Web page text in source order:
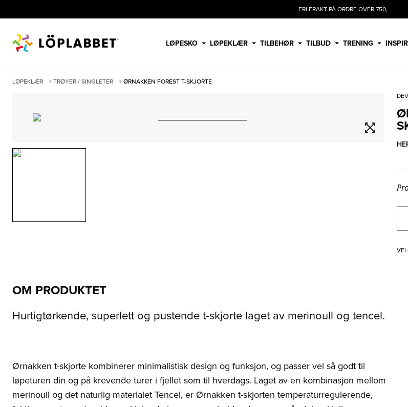
FRI FRAKT PÅ ORDRE OVER 750,-
LØPESKO LØPEKLÆR TILBEHØR TILBUD TRENING
LØPEKLÆR TRØYER / SINGLETER
ØRNAKKEN FOREST T-SKJORTE
OM PRODUKTET
Hurtigtørkende, superlett og pustende t-skjorte laget av merinoull og tencel.
Ørnakken t-skjorte kombinerer minimalistisk design og funksjon, og passer vel så godt til
løpeturen din og på krevende turer i fjellet som til hverdags. Laget av en kombinasjon mellom
merinoull og det naturlig materialet Tencel, er Ørnakken t-skjorten temperaturregulerende,